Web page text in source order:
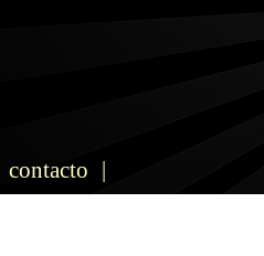
contacto |